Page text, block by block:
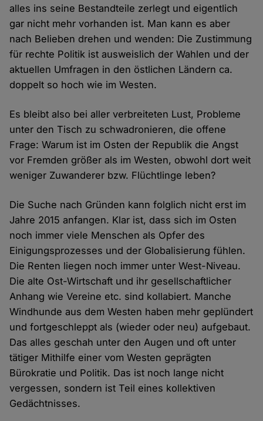
alles ins seine Bestandteile zerlegt und eigentlich
gar nicht mehr vorhanden ist. Man kann es aber
nach Belieben drehen und wenden: Die Zustimmung
für rechte Politik ist ausweislich der Wahlen und der
aktuellen Umfragen in den östlichen Ländern ca.
doppelt so hoch wie im Westen.
Es bleibt also bei aller verbreiteten Lust, Probleme
unter den Tisch zu schwadronieren, die offene
Frage: Warum ist im Osten der Republik die Angst
vor Fremden größer als im Westen, obwohl dort weit
weniger Zuwanderer bzw. Flüchtlinge leben?
Die Suche nach Gründen kann folglich nicht erst im
Jahre 2015 anfangen. Klar ist, dass sich im Osten
noch immer viele Menschen als Opfer des
Einigungsprozesses und der Globalisierung fühlen.
Die Renten liegen noch immer unter West-Niveau.
Die alte Ost-Wirtschaft und ihr gesellschaftlicher
Anhang wie Vereine etc. sind kollabiert. Manche
Windhunde aus dem Westen haben mehr geplündert
und fortgeschleppt als (wieder oder neu) aufgebaut.
Das alles geschah unter den Augen und oft unter
tätiger Mithilfe einer vom Westen geprägten
Bürokratie und Politik. Das ist noch lange nicht
vergessen, sondern ist Teil eines kollektiven
Gedächtnisses.